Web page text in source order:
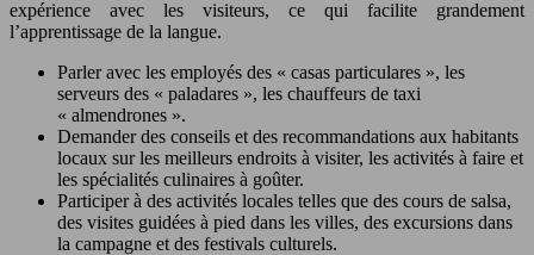
expérience avec les visiteurs, ce qui facilite grandement
l’apprentissage de la langue.
Parler avec les employés des « casas particulares », les
serveurs des « paladares », les chauffeurs de taxi
« almendrones ».
Demander des conseils et des recommandations aux habitants
locaux sur les meilleurs endroits à visiter, les activités à faire et
les spécialités culinaires à goûter.
Participer à des activités locales telles que des cours de salsa,
des visites guidées à pied dans les villes, des excursions dans
la campagne et des festivals culturels.